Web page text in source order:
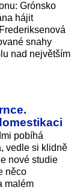
Grónsko
hájit
snahy
nad největším
pobíhá
vedle si klidně
nové studie
něco
malém